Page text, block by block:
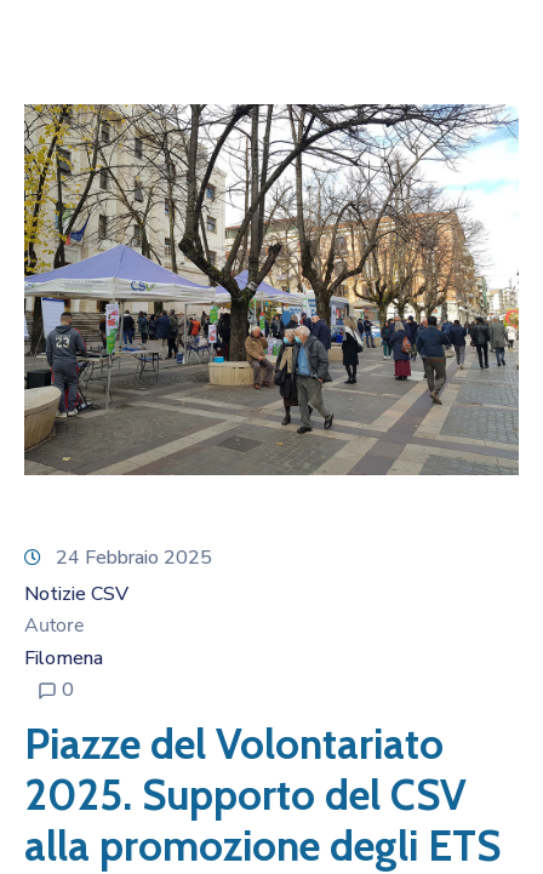
24 Febbraio 2025
Notizie CSV
Autore
Filomena
0
Piazze del Volontariato
2025. Supporto del CSV
alla promozione degli ETS